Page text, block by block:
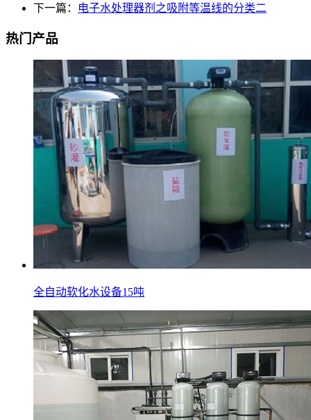
下一篇：
电子水处理器剂之吸附等温线的分类二
热门产品
全自动软化水设备15吨